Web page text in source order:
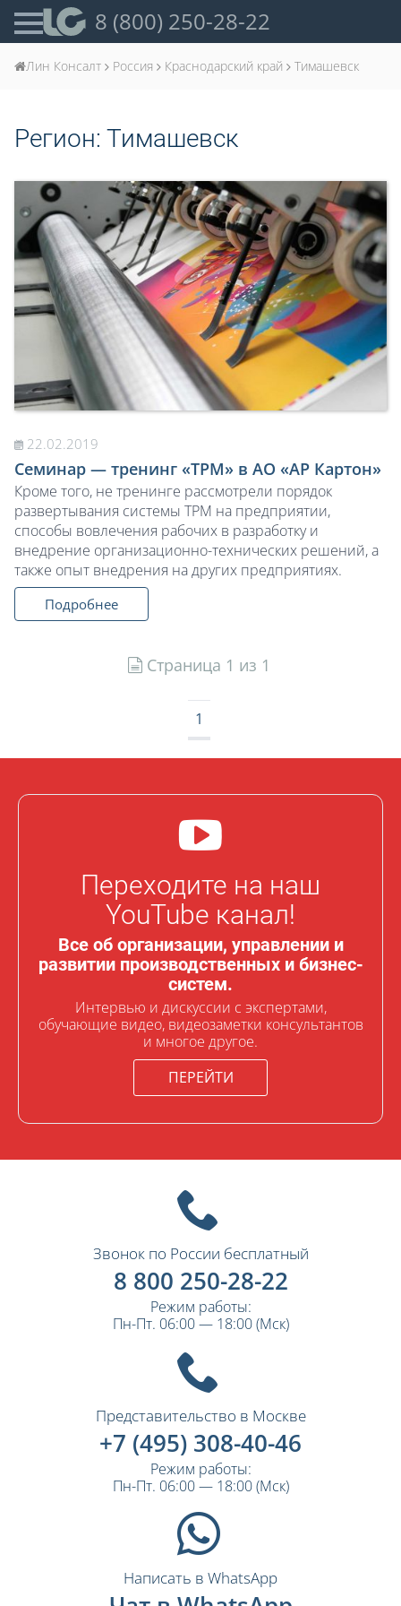
8 (800) 250-28-22
Лин Консалт Россия Краснодарский край Тимашевск
Регион: Тимашевск
22.02.2019
Семинар — тренинг «TPM» в АО «АР Картон»
Кроме того, не тренинге рассмотрели порядок
развертывания системы TPM на предприятии,
способы вовлечения рабочих в разработку и
внедрение организационно-технических решений, а
также опыт внедрения на других предприятиях.
Подробнее
Страница 1 из 1
1
Переходите на наш
YouTube канал!
Все об организации, управлении и
развитии производственных и бизнес-
систем.
Интервью и дискуссии с экспертами,
обучающие видео, видеозаметки консультантов
и многое другое.
ПЕРЕЙТИ
Звонок по России бесплатный
8 800 250-28-22
Режим работы:
Пн-Пт. 06:00 — 18:00 (Мск)
Представительство в Москве
+7 (495) 308-40-46
Режим работы:
Пн-Пт. 06:00 — 18:00 (Мск)
Написать в WhatsApp